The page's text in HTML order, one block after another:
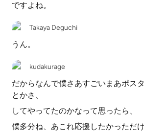
ですよね。
Takaya Deguchi
うん。
kudakurage
だからなんで僕さあすごいまあポス
とかさ、
してやってたのかなって思ったら、
僕多分ね、あこれ応援したかっただ